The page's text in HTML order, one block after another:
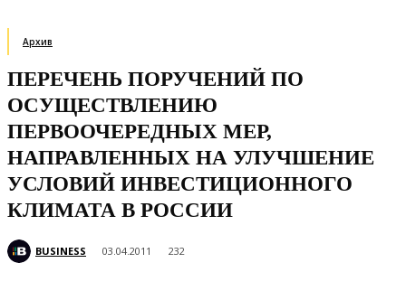
Архив
ПЕРЕЧЕНЬ ПОРУЧЕНИЙ ПО
ОСУЩЕСТВЛЕНИЮ
ПЕРВООЧЕРЕДНЫХ МЕР,
НАПРАВЛЕННЫХ НА УЛУЧШЕНИЕ
УСЛОВИЙ ИНВЕСТИЦИОННОГО
КЛИМАТА В РОССИИ
BUSINESS 03.04.2011 232